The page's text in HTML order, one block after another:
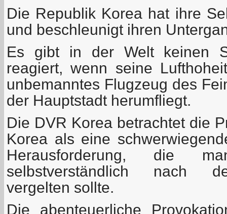
Die Republik Korea hat ihre
und beschleunigt ihren
Es gibt in der Welt keinen
reagiert, wenn seine
unbemanntes Flugzeug des
der Hauptstadt herumfliegt.
Die DVR Korea betrachtet die
Korea als eine
Herausforderung, die
selbstverständlich nach
vergelten sollte.
Die abenteuerliche